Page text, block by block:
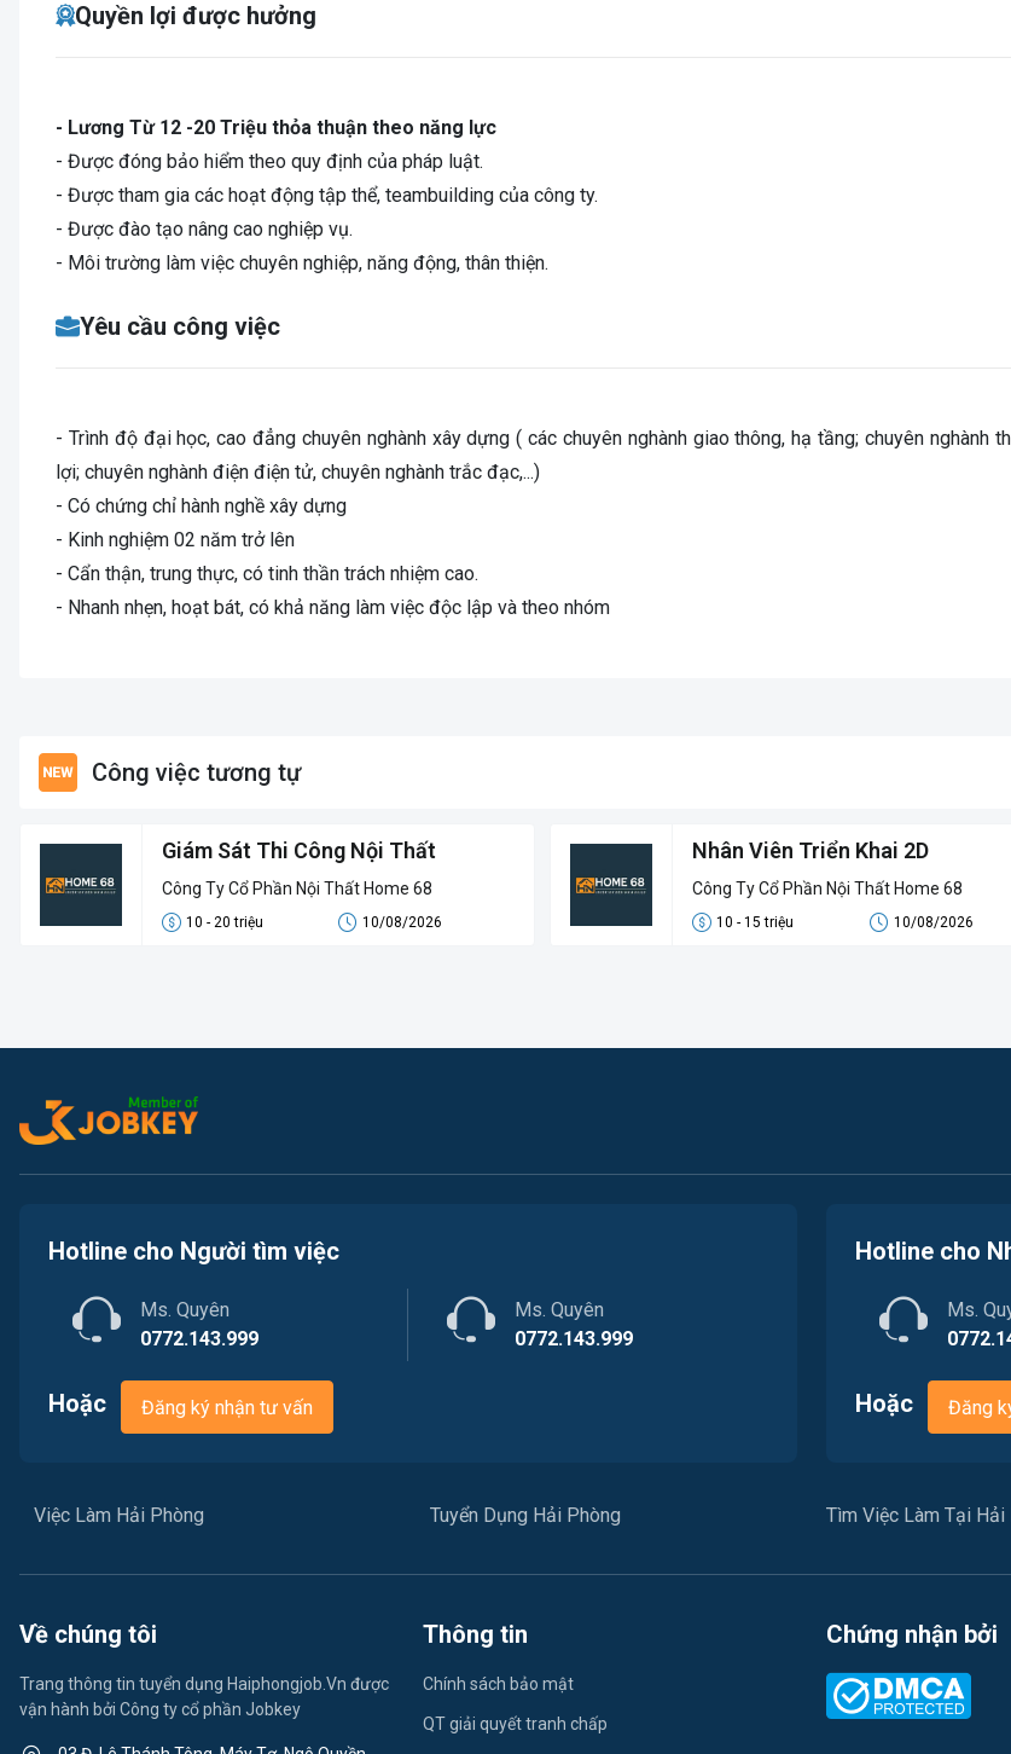
Quyền lợi được hưởng
- Lương Từ 12 -20 Triệu thỏa thuận theo năng lực
- Được đóng bảo hiểm theo quy định của pháp luật.
- Được tham gia các hoạt động tập thể, teambuilding của công ty.
- Được đào tạo nâng cao nghiệp vụ.
- Môi trường làm việc chuyên nghiệp, năng động, thân thiện.
Yêu cầu công việc
- Trình độ đại học, cao đẳng chuyên nghành xây dựng ( các chuyên nghành giao thông, hạ tầng; chuyên nghành
lợi; chuyên nghành điện điện tử, chuyên nghành trắc đạc,...)
- Có chứng chỉ hành nghề xây dựng
- Kinh nghiệm 02 năm trở lên
- Cẩn thận, trung thực, có tinh thần trách nhiệm cao.
- Nhanh nhẹn, hoạt bát, có khả năng làm việc độc lập và theo nhóm
Công việc tương tự
Giám Sát Thi Công Nội Thất
Công Ty Cổ Phần Nội Thất Home 68
10 - 20 triệu 10/08/2026
Nhân Viên Triển Khai 2D
Công Ty Cổ Phần Nội Thất Home 68
10 - 15 triệu 10/08/2026
Hotline cho Người tìm việc
Ms. Quyên
0772.143.999
Ms. Quyên
0772.143.999
Hoặc Đăng ký nhận tư vấn
Hotline cho
Ms.
Hoặc Đăng
Việc Làm Hải Phòng Tuyển Dụng Hải Phòng Tìm Việc Làm Tại Hải
Về chúng tôi
Trang thông tin tuyển dụng Haiphongjob.Vn được
vận hành bởi Công ty cổ phần Jobkey
Thông tin
Chính sách bảo mật
QT giải quyết tranh chấp
Chứng nhận bởi